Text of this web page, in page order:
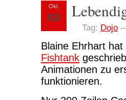
Okt.
03
Tag: Dojo
Blaine Ehrhart
Fishtank
Animationen zu
funktionieren.